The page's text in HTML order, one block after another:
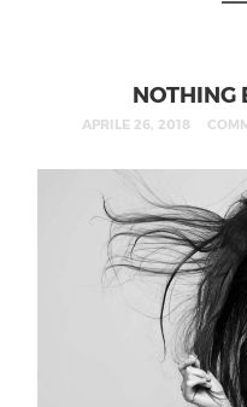
NOTHING
APRILE 26, 2018